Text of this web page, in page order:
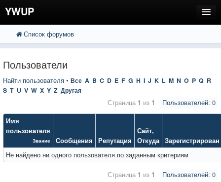
YWUP
FAQ
Вход
Список форумов
Пользователи
Найти пользователя • Все A B C D E F G H I J K L M N O P Q R
S T U V W X Y Z Другая
Пользователей: 0
Страница 1 из 1
Имя
пользователя
Звание Сообщения Репутация
Сайт,
Откуда Зарегистрирован
Не найдено ни одного пользователя по заданным критериям
Пользователей: 0
Страница 1 из 1